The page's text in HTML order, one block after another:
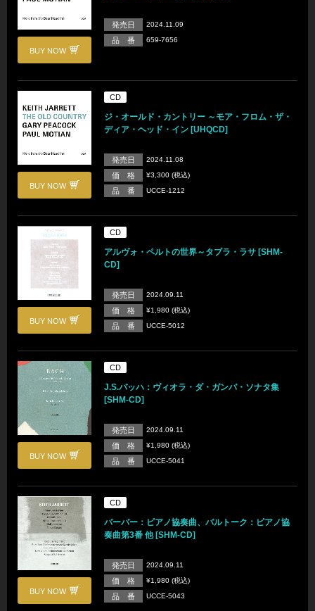
BUY NOW
発売日 2024.11.09
品 番 659-7656
BUY NOW
CD
ジ・オールド・カントリー ～モア・フロム・ザ・
ディア・ヘッド・イン [UHQCD]
発売日 2024.11.08
価 格 ¥3,300 (税込)
品 番 UCCE-1212
BUY NOW
CD
アルヴォ・ペルトの世界～タブラ・ラサ [SHM-
CD]
発売日 2024.09.11
価 格 ¥1,980 (税込)
品 番 UCCE-5012
BUY NOW
CD
J.S.バッハ：ヴィオラ・ダ・ガンバ・ソナタ集
[SHM-CD]
発売日 2024.09.11
価 格 ¥1,980 (税込)
品 番 UCCE-5041
BUY NOW
CD
バーバー：ピアノ協奏曲、バルトーク：ピアノ協
奏曲第3番 他 [SHM-CD]
発売日 2024.09.11
価 格 ¥1,980 (税込)
品 番 UCCE-5043